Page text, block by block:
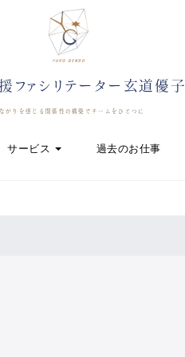
ファシリテーター玄道優子
がりを感じる関係性の構築でチームをひとつに
サービス 過去のお仕事